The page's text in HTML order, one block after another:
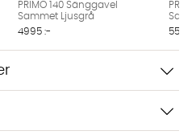
PRIMO 140 Sänggavel
Sammet Ljusgrå
4995 :-
konversationen sparas
chatten